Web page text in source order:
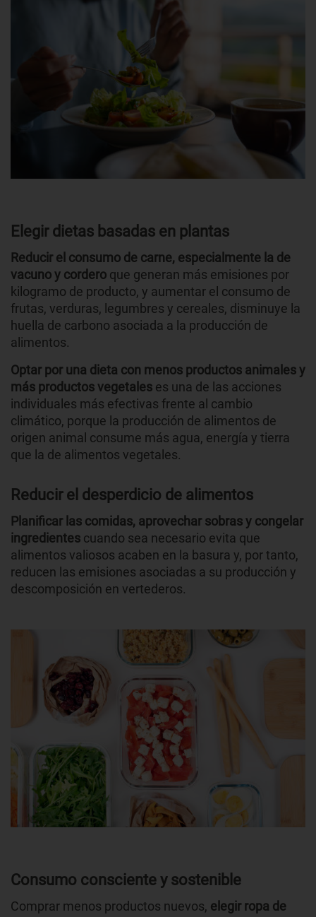
Elegir dietas basadas en plantas
Reducir el consumo de carne, especialmente la de
vacuno y cordero que generan más emisiones por
kilogramo de producto, y aumentar el consumo de
frutas, verduras, legumbres y cereales, disminuye la
huella de carbono asociada a la producción de
alimentos.
Optar por una dieta con menos productos animales y
más productos vegetales es una de las acciones
individuales más efectivas frente al cambio
climático, porque la producción de alimentos de
origen animal consume más agua, energía y tierra
que la de alimentos vegetales.
Reducir el desperdicio de alimentos
Planificar las comidas, aprovechar sobras y congelar
ingredientes cuando sea necesario evita que
alimentos valiosos acaben en la basura y, por tanto,
reducen las emisiones asociadas a su producción y
descomposición en vertederos.
Consumo consciente y sostenible
Comprar menos productos nuevos, elegir ropa de